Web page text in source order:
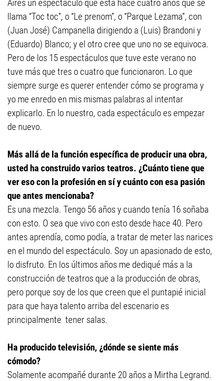
Aires un espectáculo que está hace cuatro años que se
llama “Toc toc”, o “Le prenom”, o “Parque Lezama”, con
(Juan José) Campanella dirigiendo a (Luis) Brandoni y
(Eduardo) Blanco; y el otro cree que uno no se equivoca.
Pero de los 15 espectáculos que tuve este verano no
tuve más que tres o cuatro que funcionaron. Lo que
siempre surge es querer entender cómo se programa y
yo me enredo en mis mismas palabras al intentar
explicarlo. En lo nuestro, cada espectáculo es empezar
de nuevo.
Más allá de la función específica de producir una obra,
usted ha construido varios teatros. ¿Cuánto tiene que
ver eso con la profesión en sí y cuánto con esa pasión
que antes mencionaba?
Es una mezcla. Tengo 56 años y cuando tenía 16 soñaba
con esto. O sea que vivo con esto desde hace 40. Pero
antes aprendía, como podía, a tratar de meter las narices
en el mundo del espectáculo. Soy un apasionado de esto,
lo disfruto. En los últimos años me dediqué más a la
construcción de teatros que a la producción de obras,
pero porque soy de los que creen que el puntapié inicial
para que haya talento arriba del escenario es
principalmente tener salas.
Ha producido televisión, ¿dónde se siente más
cómodo?
Solamente acompañé durante 20 años a Mirtha Legrand.